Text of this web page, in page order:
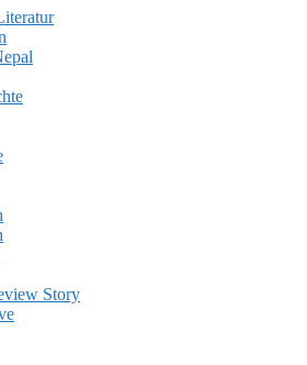
Story